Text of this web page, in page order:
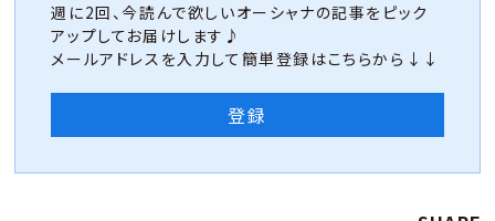
週に2回、今読んで欲しいオーシャナの記事をピック
アップしてお届けします♪
メールアドレスを入力して簡単登録はこちらから↓↓
登録